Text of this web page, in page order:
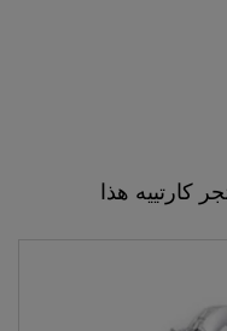
Link Opens
كارتييه هذا